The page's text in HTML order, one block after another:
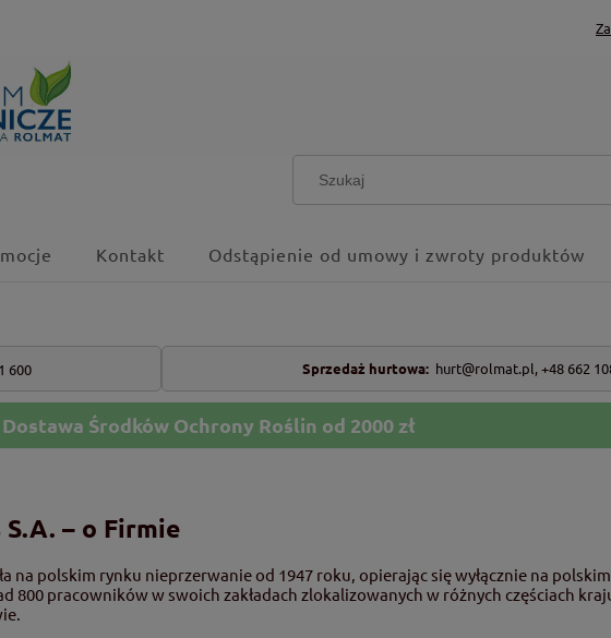
Kontakt Odstąpienie od umowy i zwroty produktów
600 Sprzedaż hurtowa: hurt@rolmat.pl,+48 662
Środków Ochrony Roślin od 2000 zł
– o Firmie
na polskim rynku nieprzerwanie od 1947 roku, opierając się wyłącznie na
800 pracowników w swoich zakładach zlokalizowanych w różnych częściach